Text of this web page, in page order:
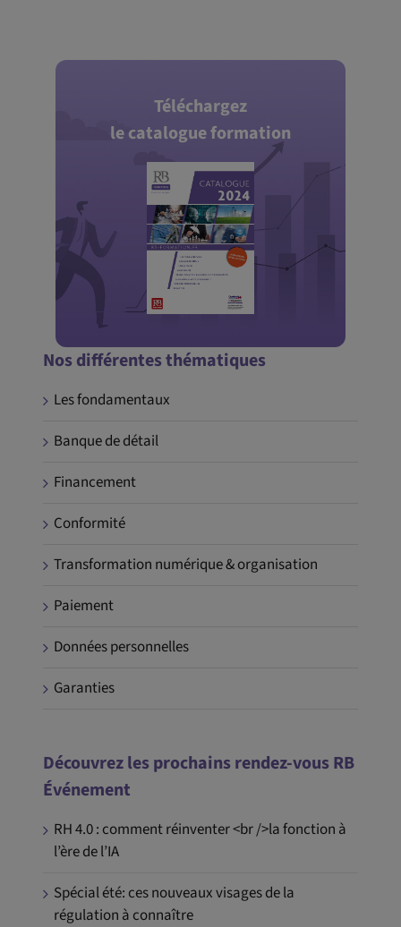
Téléchargez
le catalogue formation
Nos différentes thématiques
Les fondamentaux
Banque de détail
Financement
Conformité
Transformation numérique & organisation
Paiement
Données personnelles
Garanties
Découvrez les prochains rendez-vous RB
Événement
RH 4.0 : comment réinventer <br />la fonction à
l’ère de l’IA
Spécial été: ces nouveaux visages de la
régulation à connaître